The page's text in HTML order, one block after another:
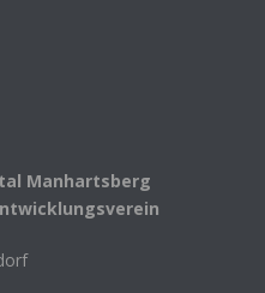
Manhartsberg